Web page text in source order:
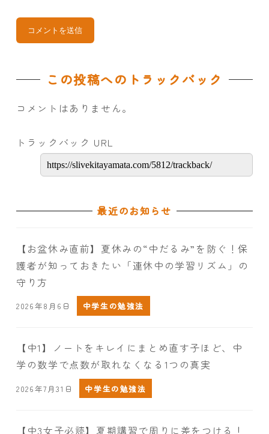
この投稿へのトラックバック
コメントはありません。
トラックバック URL
最近のお知らせ
【お盆休み直前】夏休みの“中だるみ”を防ぐ！保
護者が知っておきたい「連休中の学習リズム」の
守り方
2026年8月6日 中学生の勉強法
【中1】ノートをキレイにまとめ直す子ほど、中
学の数学で点数が取れなくなる1つの真実
2026年7月31日 中学生の勉強法
【中3女子必読】夏期講習で周りに差をつける！